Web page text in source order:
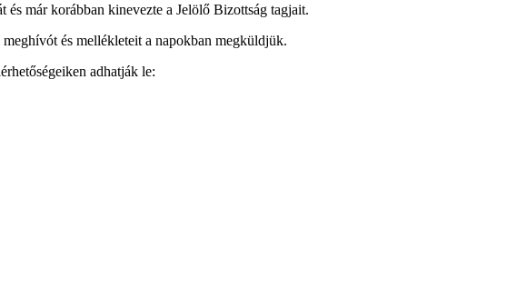
már korábban kinevezte a Jelölő Bizottság tagjait.
és mellékleteit a napokban megküldjük.
adhatják le: